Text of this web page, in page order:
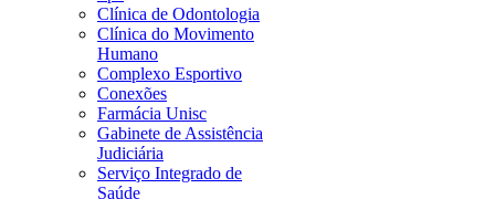
Clínica de Odontologia
Clínica do Movimento
Humano
Complexo Esportivo
Conexões
Farmácia Unisc
Gabinete de Assistência
Judiciária
Serviço Integrado de
Saúde